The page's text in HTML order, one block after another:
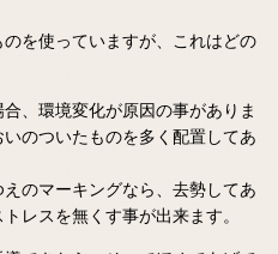
を使っていますが、これはどの
、環境変化が原因の事がありま
のついたものを多く配置してあ
のマーキングなら、去勢してあ
レスを無くす事が出来ます。